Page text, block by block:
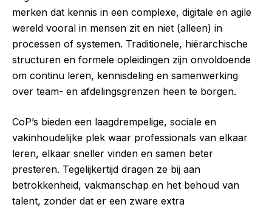
merken dat kennis in een complexe, digitale en agile
wereld vooral in mensen zit en niet (alleen) in
processen of systemen. Traditionele, hiërarchische
structuren en formele opleidingen zijn onvoldoende
om continu leren, kennisdeling en samenwerking
over team- en afdelingsgrenzen heen te borgen.
CoP’s bieden een laagdrempelige, sociale en
vakinhoudelijke plek waar professionals van elkaar
leren, elkaar sneller vinden en samen beter
presteren. Tegelijkertijd dragen ze bij aan
betrokkenheid, vakmanschap en het behoud van
talent, zonder dat er een zware extra